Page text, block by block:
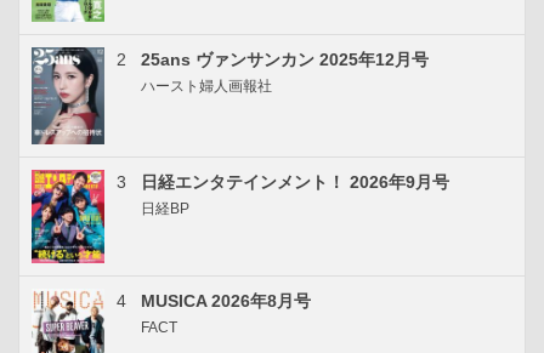
2 25ans ヴァンサンカン 2025年12月号
ハースト婦人画報社
3 日経エンタテインメント！ 2026年9月号
日経BP
4 MUSICA 2026年8月号
FACT